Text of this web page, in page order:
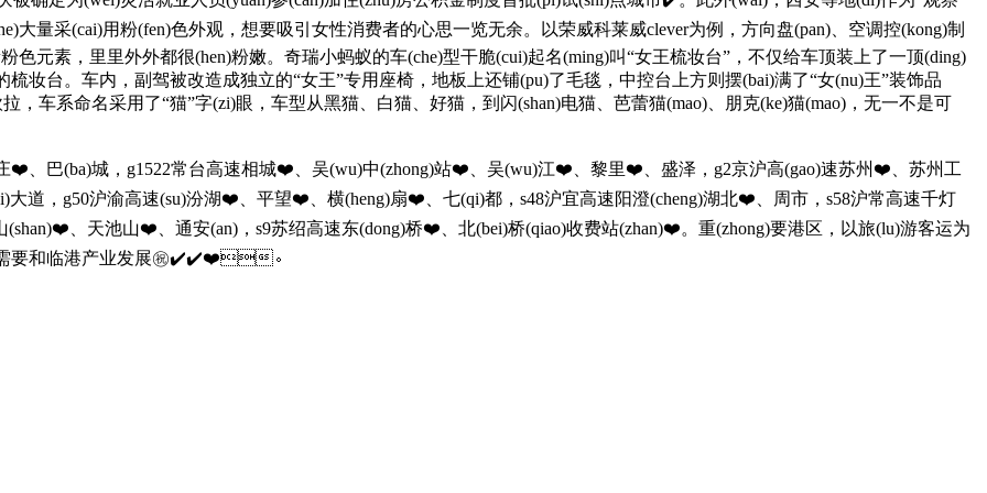
量采(cai)用粉(fen)色外观，想要吸引女性消费者的心思一览无余。以荣威科莱威clever为例，方向盘(pan)、空调控(kong)制
入了大(da)量粉色元素，里里外外都很(hen)粉嫩。奇瑞小蚂蚁的车(che)型干脆(cui)起名(ming)叫“女王梳妆台”，不仅给车顶装上了一顶(ding)
台。车内，副驾被改造成独立的“女王”专用座椅，地板上还铺(pu)了毛毯，中控台上方则摆(bai)满了“女(nu)王”装饰品
欧拉，车系命名采用了“猫”字(zi)眼，车型从黑猫、白猫、好猫，到闪(shan)电猫、芭蕾猫(mao)、朋克(ke)猫(mao)，无一不是可
(ba)城，g1522常台高速相城❤️、吴(wu)中(zhong)站❤️、吴(wu)江❤️、黎里❤️、盛泽，g2京沪高(gao)速苏州❤️、苏州工
(di)大道，g50沪渝高速(su)汾湖❤️、平望❤️、横(heng)扇❤️、七(qi)都，s48沪宜高速阳澄(cheng)湖北❤️、周市，s58沪常高速千灯
、东山(shan)❤️、天池山❤️、通安(an)，s9苏绍高速东(dong)桥❤️、北(bei)桥(qiao)收费站(zhan)❤️。重(zhong)要港区，以旅(lu)游客运为
要和临港产业发展㊗️✔️✔️❤️。